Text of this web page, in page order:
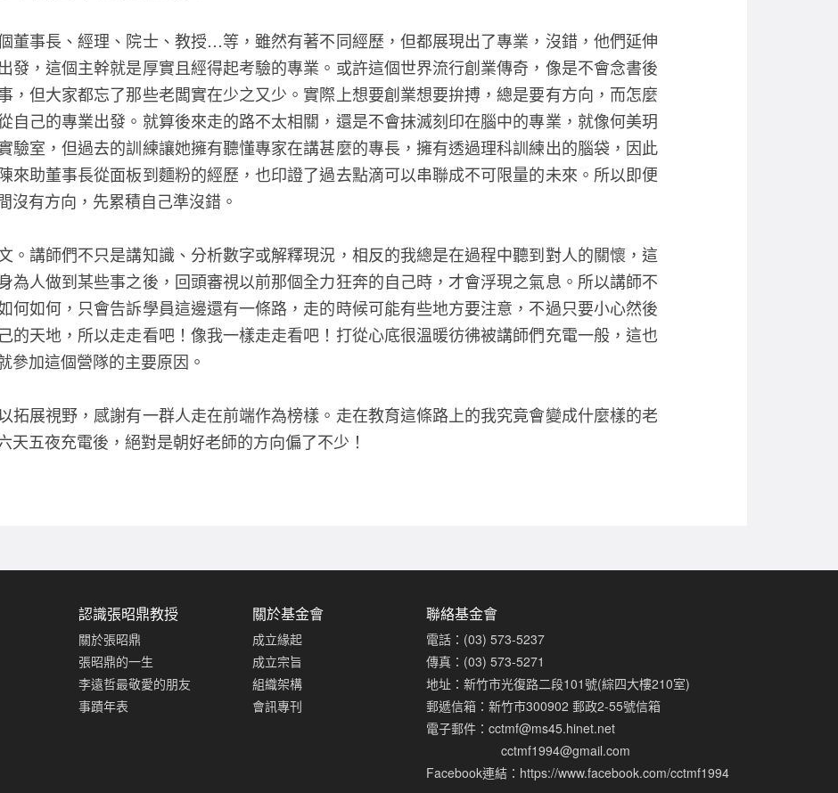
董事長、經理、院士、教授…等，雖然有著不同經歷，但都展現出了專業，沒錯，他們延伸
發，這個主幹就是厚實且經得起考驗的專業。或許這個世界流行創業傳奇，像是不會念書後
，但大家都忘了那些老闆實在少之又少。實際上想要創業想要拚搏，總是要有方向，而怎麼
自己的專業出發。就算後來走的路不太相關，還是不會抹滅刻印在腦中的專業，就像何美玥
驗室，但過去的訓練讓她擁有聽懂專家在講甚麼的專長，擁有透過理科訓練出的腦袋，因此
來助董事長從面板到麵粉的經歷，也印證了過去點滴可以串聯成不可限量的未來。所以即便
沒有方向，先累積自己準沒錯。
。講師們不只是講知識、分析數字或解釋現況，相反的我總是在過程中聽到對人的關懷，這
為人做到某些事之後，回頭審視以前那個全力狂奔的自己時，才會浮現之氣息。所以講師不
何如何，只會告訴學員這邊還有一條路，走的時候可能有些地方要注意，不過只要小心然後
的天地，所以走走看吧！像我一樣走走看吧！打從心底很溫暖彷彿被講師們充電一般，這也
參加這個營隊的主要原因。
拓展視野，感謝有一群人走在前端作為榜樣。走在教育這條路上的我究竟會變成什麼樣的老
天五夜充電後，絕對是朝好老師的方向偏了不少！
認識張昭鼎教授
關於張昭鼎
張昭鼎的一生
李遠哲最敬愛的朋友
事蹟年表
關於基金會
成立緣起
成立宗旨
組織架構
會訊專刊
聯絡基金會
電話：(03) 573-5237
傳真：(03) 573-5271
地址：新竹市光復路二段101號(綜四大樓210室)
郵遞信箱：新竹市300902 郵政2-55號信箱
電子郵件： cctmf@ms45.hinet.net
cctmf1994@gmail.com
Facebook連結： https://www.facebook.com/cctmf1994